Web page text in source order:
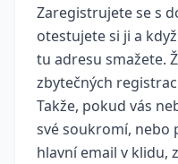
Zaregistrujete se s
otestujete si ji a
tu adresu smažete.
zbytečných
Takže, pokud vás
své soukromí, nebo
hlavní email v klidu,